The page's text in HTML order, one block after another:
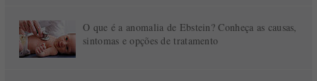
O que é a anomalia de Ebstein? Conheça as causas,
sintomas e opções de tratamento